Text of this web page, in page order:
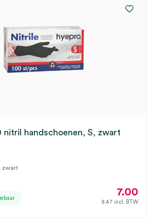
nitril handschoenen, S, zwart
zwart
7.00
8.47 incl. BTW